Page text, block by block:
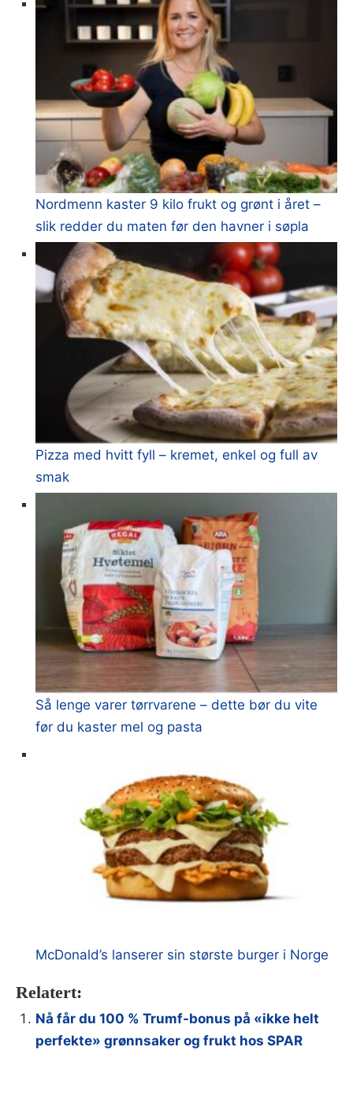
Nordmenn kaster 9 kilo frukt og grønt i året –
slik redder du maten før den havner i søpla
Pizza med hvitt fyll – kremet, enkel og full av
smak
Så lenge varer tørrvarene – dette bør du vite
før du kaster mel og pasta
McDonald’s lanserer sin største burger i Norge
Relatert:
Nå får du 100 % Trumf-bonus på «ikke helt
perfekte» grønnsaker og frukt hos SPAR